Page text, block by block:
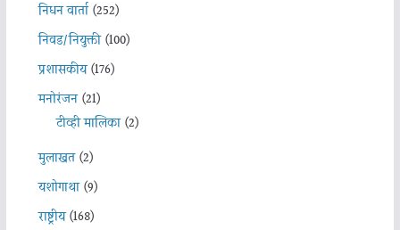
निधन वार्ता(252)
निवड/नियुक्ती(100)
प्रशासकीय(176)
मनोरंजन(21)
टीव्ही मालिका(2)
मुलाखत(2)
यशोगाथा(9)
राष्ट्रीय(168)